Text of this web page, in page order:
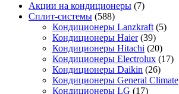
Акции на кондиционеры (7)
Сплит-системы (588)
Кондиционеры Lanzkraft (5)
Кондиционеры Haier (39)
Кондиционеры Hitachi (20)
Кондиционеры Electrolux (17)
Кондиционеры Daikin (26)
Кондиционеры General Climate
Кондиционеры LG (17)